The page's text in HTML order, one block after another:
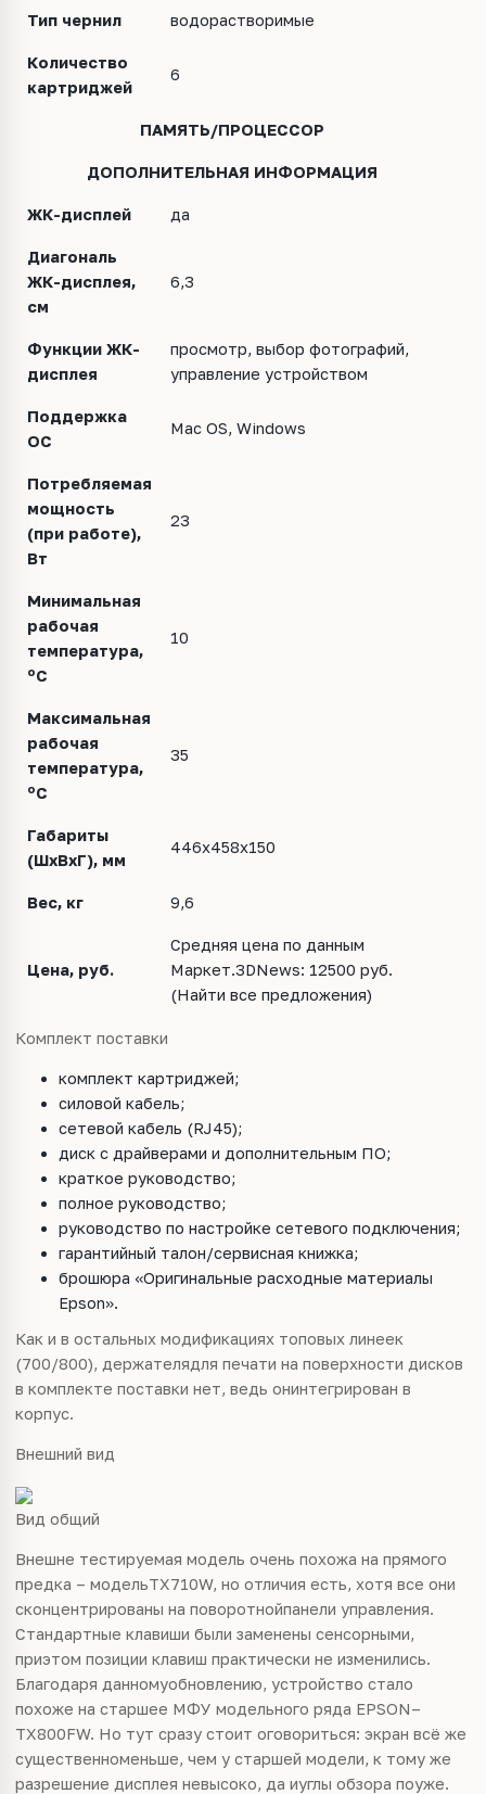
Тип чернил водорастворимые
Количество
картриджей
6
ПАМЯТЬ/ПРОЦЕССОР
ДОПОЛНИТЕЛЬНАЯ ИНФОРМАЦИЯ
ЖК-дисплей да
Диагональ
ЖК-дисплея,
см
6,3
Функции ЖК-
дисплея
просмотр, выбор фотографий,
управление устройством
Поддержка
ОС
Mac OS, Windows
Потребляемая
мощность
(при работе),
Вт
23
Минимальная
рабочая
температура,
oС
10
Максимальная
рабочая
температура,
oС
35
Габариты
(ШхВхГ), мм
446х458х150
Вес, кг 9,6
Цена, руб.
Средняя цена по данным
Маркет.3DNews: 12500 руб.
(Найти все предложения)
Комплект поставки
комплект картриджей;
силовой кабель;
сетевой кабель (RJ45);
диск с драйверами и дополнительным ПО;
краткое руководство;
полное руководство;
руководство по настройке сетевого подключения;
гарантийный талон/сервисная книжка;
брошюра «Оригинальные расходные материалы
Epson».
Как и в остальных модификациях топовых линеек
(700/800), держателядля печати на поверхности дисков
в комплекте поставки нет, ведь онинтегрирован в
корпус.
Внешний вид
Вид общий
Внешне тестируемая модель очень похожа на прямого
предка – модельTX710W, но отличия есть, хотя все они
сконцентрированы на поворотнойпанели управления.
Стандартные клавиши были заменены сенсорными,
приэтом позиции клавиш практически не изменились.
Благодаря данномуобновлению, устройство стало
похоже на старшее МФУ модельного ряда EPSON–
TX800FW. Но тут сразу стоит оговориться: экран всё же
существенноменьше, чем у старшей модели, к тому же
разрешение дисплея невысоко, да иуглы обзора поуже.